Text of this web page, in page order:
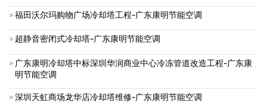
福田沃尔玛购物广场冷却塔工程-广东康明节能空调
超静音密闭式冷却塔-广东康明节能空调
广东康明冷却塔中标深圳华润商业中心冷冻管道改造工程-广东康
明节能空调
深圳天虹商场龙华店冷却塔维修-广东康明节能空调